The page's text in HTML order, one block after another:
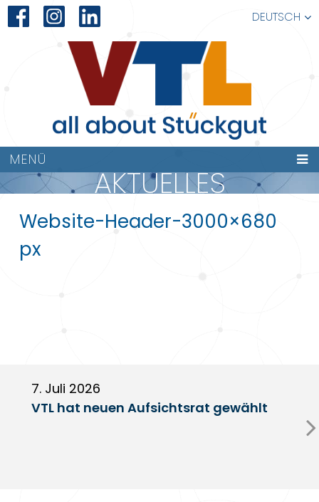
DEUTSCH
MENÜ
AKTUELLES
Website-Header-3000×680
px
7. Juli 2026
VTL hat neuen Aufsichtsrat gewählt